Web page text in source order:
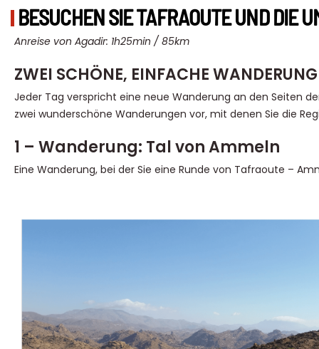
BESUCHEN SIE TAFRAOUTE UND DIE
Anreise von Agadir: 1h25min / 85km
ZWEI SCHÖNE, EINFACHE
Jeder Tag verspricht eine neue Wanderung an den Seiten
zwei wunderschöne Wanderungen vor, mit denen Sie die
1 – Wanderung: Tal von Ammeln
Eine Wanderung, bei der Sie eine Runde von Tafraoute –